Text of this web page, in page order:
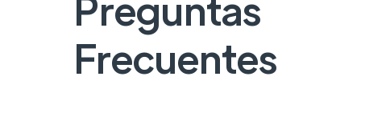
Frecuentes